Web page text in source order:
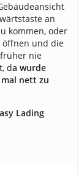
an
kommen, oder
öffnen und die
nie
da wurde
nett zu
Lading